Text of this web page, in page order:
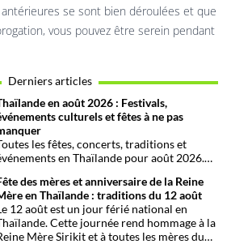
se sont bien déroulées et que
vous pouvez être serein pendant
Derniers articles
en août 2026 : Festivals,
culturels et fêtes à ne pas
les fêtes, concerts, traditions et
en Thaïlande pour août 2026.
son voyage.
des mères et anniversaire de la Reine
en Thaïlande : traditions du 12 août
12 août est un jour férié national en
Cette journée rend hommage à la
Mère Sirikit et à toutes les mères du